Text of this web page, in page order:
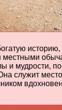
историю,
и мудрости,
служит